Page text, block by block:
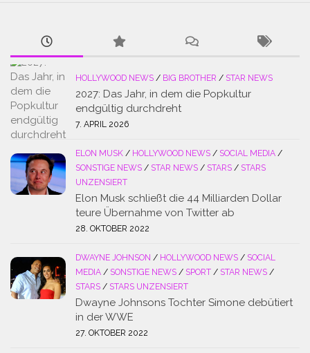
HOLLYWOOD NEWS / BIG BROTHER / STAR NEWS
2027: Das Jahr, in dem die Popkultur
endgültig durchdreht
7. APRIL 2026
ELON MUSK / HOLLYWOOD NEWS / SOCIAL MEDIA /
SONSTIGE NEWS / STAR NEWS / STARS / STARS
UNZENSIERT
Elon Musk schließt die 44 Milliarden Dollar
teure Übernahme von Twitter ab
28. OKTOBER 2022
DWAYNE JOHNSON / HOLLYWOOD NEWS / SOCIAL
MEDIA / SONSTIGE NEWS / SPORT / STAR NEWS /
STARS / STARS UNZENSIERT
Dwayne Johnsons Tochter Simone debütiert
in der WWE
27. OKTOBER 2022